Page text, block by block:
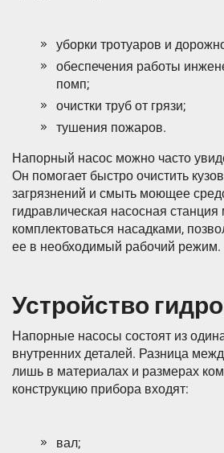
уборки тротуаров и
обеспечения работы
помп;
очистки труб от грязи;
тушения пожаров.
Напорный насос можно часто
Он помогает быстро очистить
загрязнений и смыть моющее
гидравлическая насосная станция
комплектоваться насадками,
ее в необходимый рабочий режим.
Устройство
Напорные насосы состоят из
внутренних деталей. Разница
лишь в материалах и размерах
конструкцию прибора входят:
вал;